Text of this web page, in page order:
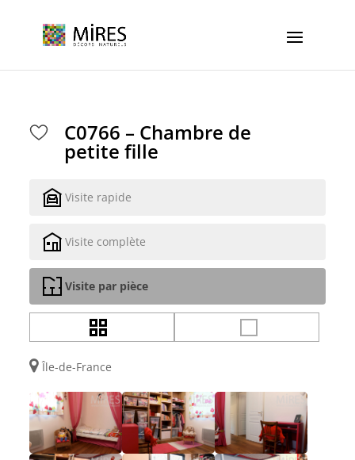
C0766 – Chambre de
petite fille
Visite rapide
Visite complète
Visite par pièce
Île-de-France